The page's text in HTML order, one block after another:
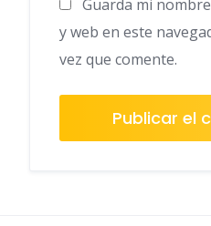
Guarda mi
y web en este
vez que comente.